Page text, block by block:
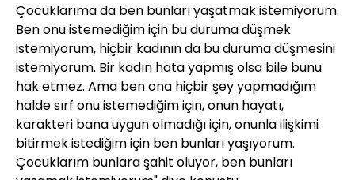
Çocuklarıma da ben bunları yaşatmak istemiyorum.
Ben onu istemediğim için bu duruma düşmek
istemiyorum, hiçbir kadının da bu duruma düşmesini
istemiyorum. Bir kadın hata yapmış olsa bile bunu
hak etmez. Ama ben ona hiçbir şey yapmadığım
halde sırf onu istemediğim için, onun hayatı,
karakteri bana uygun olmadığı için, onunla ilişkimi
bitirmek istediğim için ben bunları yaşıyorum.
Çocuklarım bunlara şahit oluyor, ben bunları